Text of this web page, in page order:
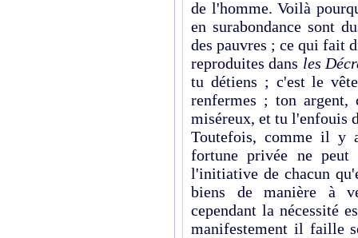
de l'homme. Voilà
en surabondance sont
des pauvres ; ce qui fait
reproduites dans les
tu détiens ; c'est le
renfermes ; ton argent,
miséreux, et tu l'enfouis
Toutefois, comme il y
fortune privée ne
l'initiative de chacun
biens de manière à
cependant la nécessité
manifestement il faille